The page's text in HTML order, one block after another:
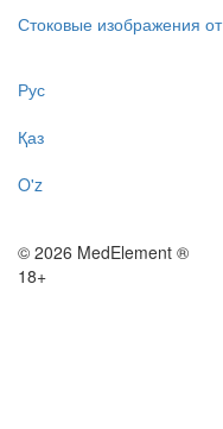
Стоковые изображения от
Рус
Қаз
O'z
© 2026 MedElement ®
18+